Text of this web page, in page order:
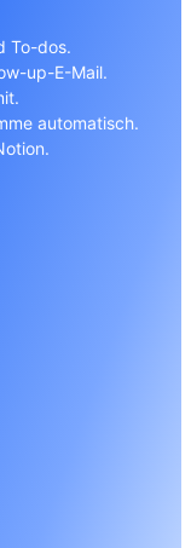
To-dos.
up-E-Mail.
automatisch.